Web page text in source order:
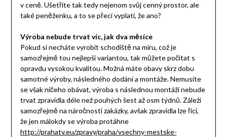
v ceně. Ušetříte tak tedy nejenom svůj cenný prostor, ale
také peněženku, a to se přeci vyplatí, že ano?
Výroba nebude trvat víc, jak dva měsíce
Pokud si necháte vyrobit schodiště na míru, což je
samozřejmě tou nejlepší variantou, tak můžete počítat s
opravdu vysokou kvalitou. Možná máte obavy skrz dobu
samotné výroby, následného dodání a montáže. Nemusíte
se však ničeho obávat, výroba s následnou montáží nebude
trvat zpravidla déle než pouhých šest až osm týdnů. Záleží
samozřejmě na náročnosti zakázky, avšak zpravidla lze říci,
že jen málokdy se výroba protáhne
http://prahatv.eu/zpravy/praha/vsechny-mestske-